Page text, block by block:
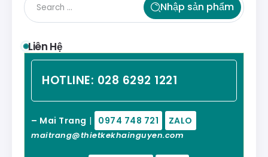
Nhập sản phẩm
Liên Hệ
HOTLINE: 028 6292 1221
– Mai Trang | 0974 748 721 ZALO
maitrang@thietkekhainguyen.com